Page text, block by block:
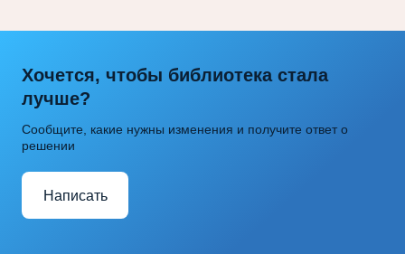
Хочется, чтобы библиотека стала
лучше?
Сообщите, какие нужны изменения и получите ответ о
решении
Написать